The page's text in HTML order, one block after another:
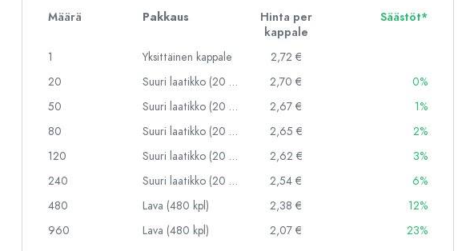
Ginipullot
Käymisastiat
Esimerkillinen edustus
Määrä Pakkaus
Hinta per
kappale
Säästöt*
1 Yksittäinen kappale
2,72 €
20
Suuri laatikko (20 kpl) 2,70 €
0%
50
Suuri laatikko (20 kpl) 2,67 €
1%
80
Suuri laatikko (20 kpl) 2,65 €
2%
120
Suuri laatikko (20 kpl) 2,62 €
3%
240
Suuri laatikko (20 kpl) 2,54 €
6%
480
Lava (480 kpl) 2,38 €
12%
960
Lava (480 kpl) 2,07 € 23%